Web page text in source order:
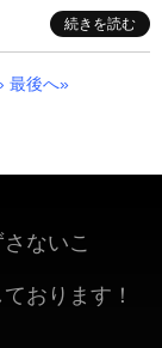
続きを読む
最後へ»
ないこ
おります！